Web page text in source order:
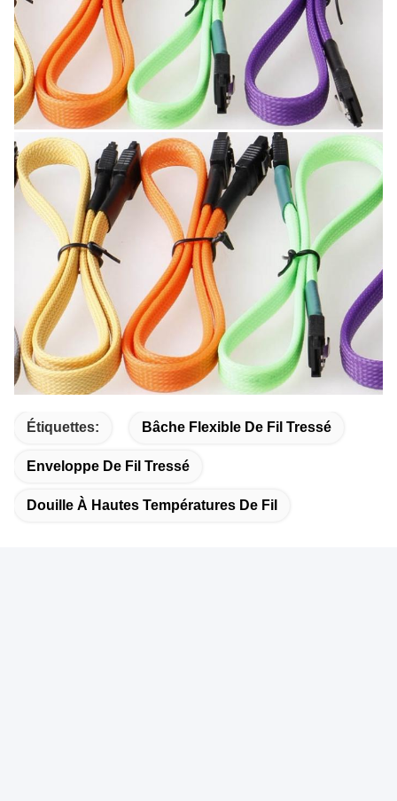
Étiquettes: Bâche Flexible De Fil Tressé
Enveloppe De Fil Tressé
Douille À Hautes Températures De Fil